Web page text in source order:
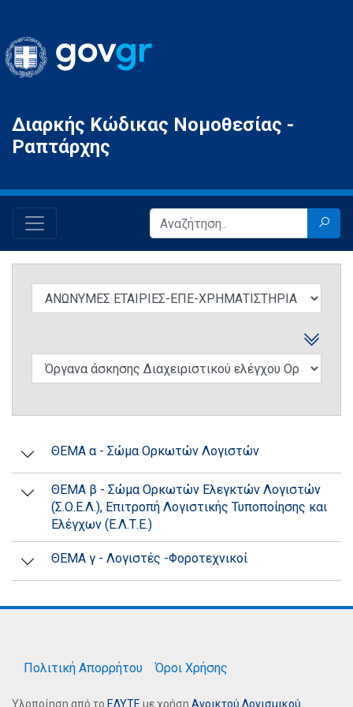
Gov.gr
Διαρκής Κώδικας Νομοθεσίας -
Ραπτάρχης
ΘΕΜΑ α - Σώμα Ορκωτών Λογιστών
ΘΕΜΑ β - Σώμα Ορκωτών Ελεγκτών Λογιστών
(Σ.Ο.Ε.Λ.), Επιτροπή Λογιστικής Τυποποίησης και
Ελέγχων (Ε.Λ.Τ.Ε.)
ΘΕΜΑ γ - Λογιστές -Φοροτεχνικοί
Πολιτική Απορρήτου Όροι Χρήσης
Υλοποίηση από το ΕΔΥΤΕ με χρήση Ανοικτού Λογισμικού